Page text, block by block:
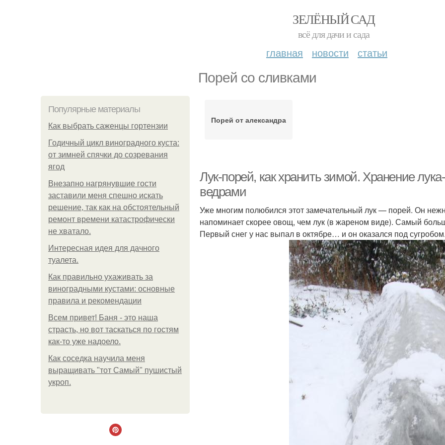
ЗЕЛЁНЫЙ САД
всё для дачи и сада
главная новости статьи
Порей со сливками
Популярные материалы
Как выбрать саженцы гортензии
Годичный цикл виноградного куста:
от зимней спячки до созревания
ягод
Внезапно нагрянувшие гости
заставили меня спешно искать
решение, так как на обстоятельный
ремонт времени катастрофически
не хватало.
Интересная идея для дачного
туалета.
Как правильно ухаживать за
виноградными кустами: основные
правила и рекомендации
Всем привет! Баня - это наша
страсть, но вот таскаться по гостям
как-то уже надоело.
Как соседка научила меня
выращивать "тот Самый" пушистый
укроп.
Порей от александра
Лук-порей, как хранить зимой. Хранение
ведрами
Уже многим полюбился этот замечательный лук — порей. Он
напоминает скорее овощ, чем лук (в жареном виде). Самый
Первый снег у нас выпал в октябре… и он оказался под